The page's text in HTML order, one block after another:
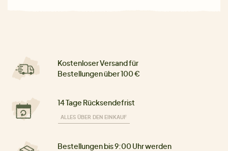
Kostenloser Versand für
Bestellungen über 100 €
14 Tage Rücksendefrist
ALLES ÜBER DEN EINKAUF
Bestellungen bis 9:00 Uhr werden